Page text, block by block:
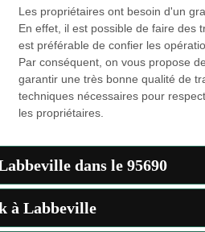
Les propriétaires ont besoin d'un
En effet, il est possible de faire des
est préférable de confier les
Par conséquent, on vous propose
garantir une très bonne qualité de
techniques nécessaires pour
les propriétaires.
dans le 95690
à Labbeville